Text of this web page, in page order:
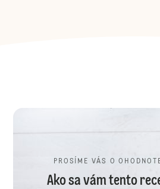
PROSÍME VÁS O
Ako sa vám tento